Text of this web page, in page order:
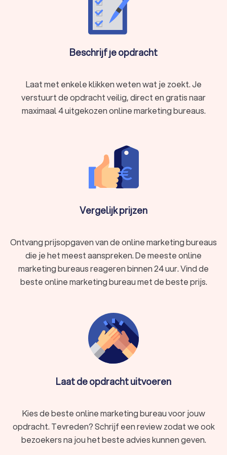
Beschrijf je opdracht
Laat met enkele klikken weten wat je zoekt. Je
verstuurt de opdracht veilig, direct en gratis naar
maximaal 4 uitgekozen online marketing bureaus.
Vergelijk prijzen
Ontvang prijsopgaven van de online marketing bureaus
die je het meest aanspreken. De meeste online
marketing bureaus reageren binnen 24 uur. Vind de
beste online marketing bureau met de beste prijs.
Laat de opdracht uitvoeren
Kies de beste online marketing bureau voor jouw
opdracht. Tevreden? Schrijf een review zodat we ook
bezoekers na jou het beste advies kunnen geven.